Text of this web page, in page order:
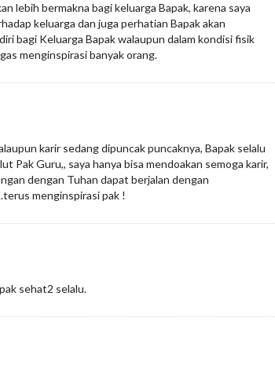
lebih bermakna bagi keluarga Bapak, karena saya
keluarga dan juga perhatian Bapak akan
bagi Keluarga Bapak walaupun dalam kondisi fisik
menginspirasi banyak orang.
karir sedang dipuncak puncaknya, Bapak selalu
Pak Guru,, saya hanya bisa mendoakan semoga karir,
dengan Tuhan dapat berjalan dengan
menginspirasi pak !
sehat2 selalu.